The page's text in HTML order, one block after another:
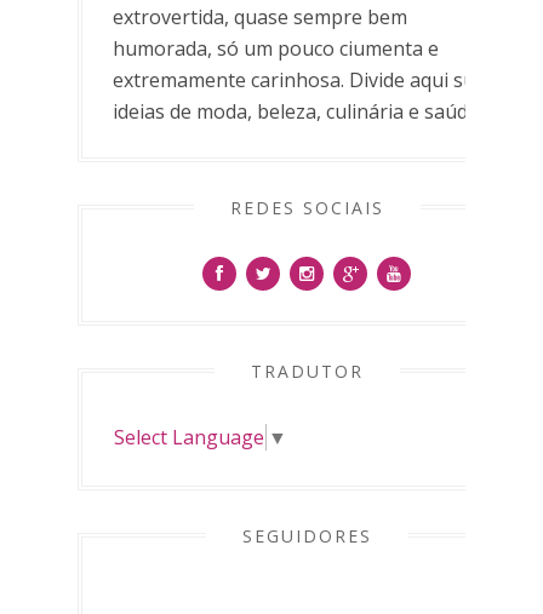
extrovertida, quase sempre bem
humorada, só um pouco ciumenta e
extremamente carinhosa. Divide aqui suas
ideias de moda, beleza, culinária e saúde.
REDES SOCIAIS
TRADUTOR
Select Language ▼
SEGUIDORES